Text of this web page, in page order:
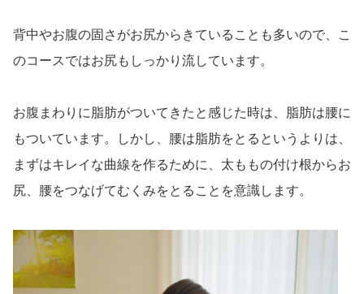
背中やお腹の固さがお尻からきていることも多いので、こ
のコースではお尻もしっかり流しています。
お腹まわりに脂肪がついてきたと感じた時は、脂肪は腰に
もついています。しかし、腰は脂肪をとるというよりは、
まずはキレイな曲線を作るために、太ももの付け根からお
尻、腰をつなげてむくみをとることを意識します。